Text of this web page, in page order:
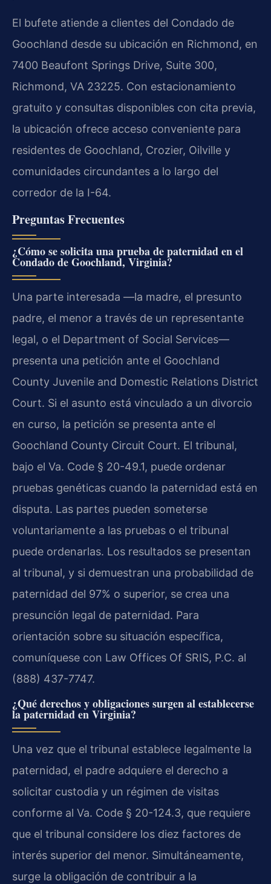
El bufete atiende a clientes del Condado de
Goochland desde su ubicación en Richmond, en
7400 Beaufont Springs Drive, Suite 300,
Richmond, VA 23225. Con estacionamiento
gratuito y consultas disponibles con cita previa,
la ubicación ofrece acceso conveniente para
residentes de Goochland, Crozier, Oilville y
comunidades circundantes a lo largo del
corredor de la I-64.
Preguntas Frecuentes
¿Cómo se solicita una prueba de paternidad en el
Condado de Goochland, Virginia?
Una parte interesada —la madre, el presunto
padre, el menor a través de un representante
legal, o el Department of Social Services—
presenta una petición ante el Goochland
County Juvenile and Domestic Relations District
Court. Si el asunto está vinculado a un divorcio
en curso, la petición se presenta ante el
Goochland County Circuit Court. El tribunal,
bajo el Va. Code § 20-49.1, puede ordenar
pruebas genéticas cuando la paternidad está en
disputa. Las partes pueden someterse
voluntariamente a las pruebas o el tribunal
puede ordenarlas. Los resultados se presentan
al tribunal, y si demuestran una probabilidad de
paternidad del 97% o superior, se crea una
presunción legal de paternidad. Para
orientación sobre su situación específica,
comuníquese con Law Offices Of SRIS, P.C. al
(888) 437-7747.
¿Qué derechos y obligaciones surgen al establecerse
la paternidad en Virginia?
Una vez que el tribunal establece legalmente la
paternidad, el padre adquiere el derecho a
solicitar custodia y un régimen de visitas
conforme al Va. Code § 20-124.3, que requiere
que el tribunal considere los diez factores de
interés superior del menor. Simultáneamente,
surge la obligación de contribuir a la